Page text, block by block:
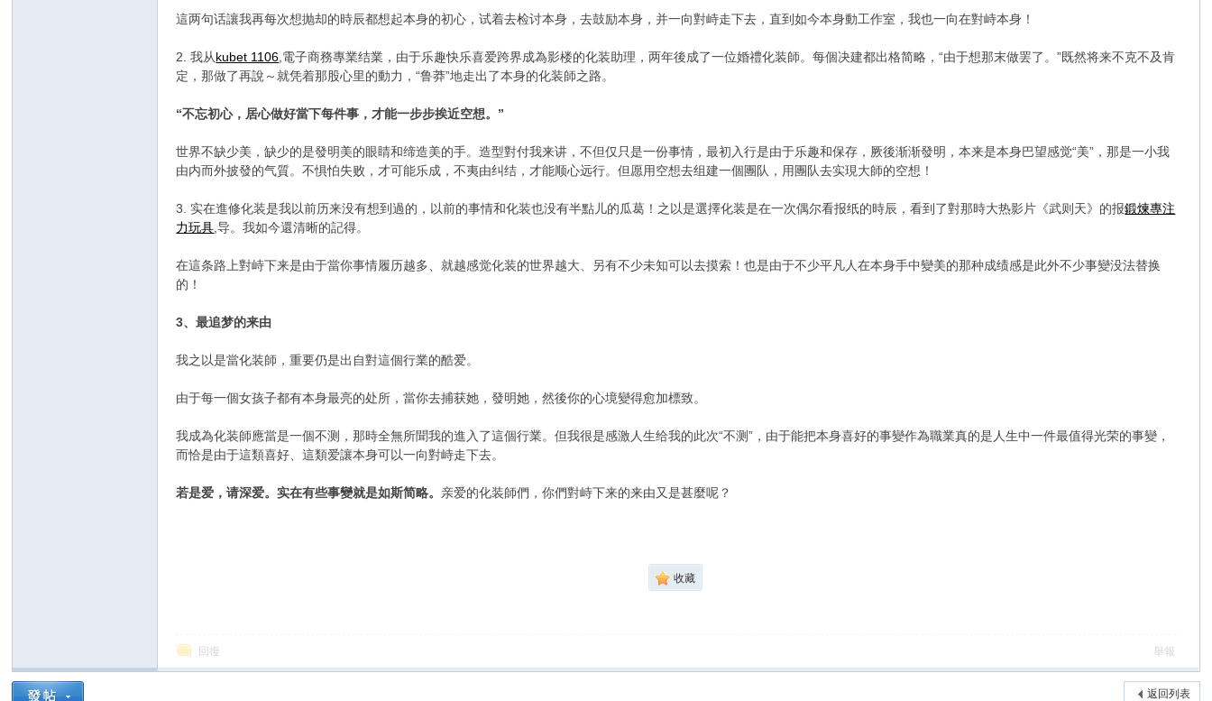
這两句话讓我再每次想抛却的時辰都想起本身的初心，试着去检讨本身，去鼓励本身，并一向對峙走下去，直到如今本身動工作室，我也一向在對峙本身！
2. 我从kubet 1106 ,電子商務專業结業，由于乐趣快乐喜爱跨界成為影楼的化装助理，两年後成了一位婚禮化装師。每個决建都出格简略，“由于想那末做罢了。”既然将来不克不及肯
定，那做了再說～就凭着那股心里的動力，“鲁莽”地走出了本身的化装師之路。
“不忘初心，居心做好當下每件事，才能一步步挨近空想。”
世界不缺少美，缺少的是發明美的眼睛和缔造美的手。造型對付我来讲，不但仅只是一份事情，最初入行是由于乐趣和保存，厥後渐渐發明，本来是本身巴望感觉“美”，那是一小我
由内而外披發的气質。不惧怕失败，才可能乐成，不夷由纠结，才能顺心远行。但愿用空想去组建一個團队，用團队去实現大師的空想！
3. 实在進修化装是我以前历来没有想到過的，以前的事情和化装也没有半點儿的瓜葛！之以是選擇化装是在一次偶尔看报纸的時辰，看到了對那時大热影片《武则天》的报鍛煉專注
力玩具 ,导。我如今還清晰的記得。
在這条路上對峙下来是由于當你事情履历越多、就越感觉化装的世界越大、另有不少未知可以去摸索！也是由于不少平凡人在本身手中變美的那种成绩感是此外不少事變没法替换
的！
3、最追梦的来由
我之以是當化装師，重要仍是出自對這個行業的酷爱。
由于每一個女孩子都有本身最亮的处所，當你去捕获她，發明她，然後你的心境變得愈加標致。
我成為化装師應當是一個不测，那時全無所聞我的進入了這個行業。但我很是感激人生给我的此次“不测”，由于能把本身喜好的事變作為職業真的是人生中一件最值得光荣的事變，
而恰是由于這類喜好、這類爱讓本身可以一向對峙走下去。
若是爱，请深爱。实在有些事變就是如斯简略。 亲爱的化装師們，你們對峙下来的来由又是甚麼呢？
收藏
回復 舉報
返回列表